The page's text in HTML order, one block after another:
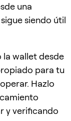
una
siendo útil
la wallet desde
para tu
Hazlo
y verificando